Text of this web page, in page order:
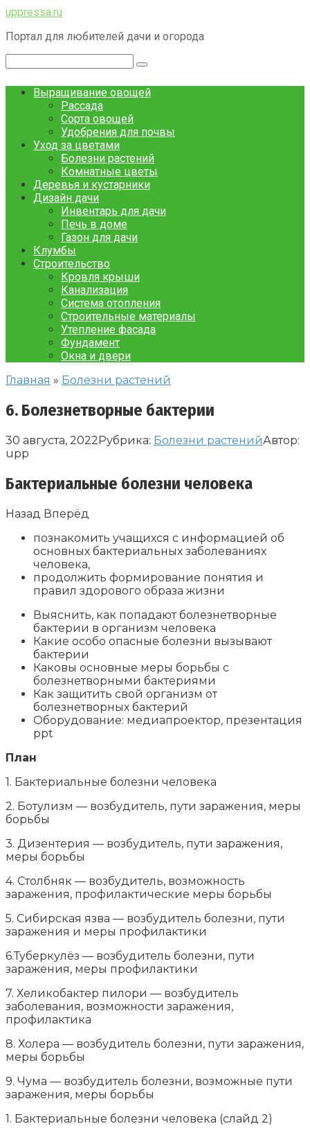
Перейти
контенту
uppressa.ru
Портал для любителей дачи и огорода
Выращивание овощей
Рассада
Сорта овощей
Удобрения для почвы
Уход за цветами
Болезни растений
Комнатные цветы
Деревья и кустарники
Дизайн дачи
Инвентарь для дачи
Печь в доме
Газон для дачи
Клумбы
Строительство
Кровля крыши
Канализация
Система отопления
Строительные материалы
Утепление фасада
Фундамент
Окна и двери
Главная » Болезни растений
6. Болезнетворные бактерии
30 августа, 2022Рубрика: Болезни растенийАвтор:
upp
Бактериальные болезни человека
Назад Вперёд
познакомить учащихся с информацией об
основных бактериальных заболеваниях
человека,
продолжить формирование понятия и
правил здорового образа жизни
Выяснить, как попадают болезнетворные
бактерии в организм человека
Какие особо опасные болезни вызывают
бактерии
Каковы основные меры борьбы с
болезнетворными бактериями
Как защитить свой организм от
болезнетворных бактерий
Оборудование: медиапроектор, презентация
ppt
План
1. Бактериальные болезни человека
2. Ботулизм — возбудитель, пути заражения, меры
борьбы
3. Дизентерия — возбудитель, пути заражения,
меры борьбы
4. Столбняк — возбудитель, возможность
заражения, профилактические меры борьбы
5. Сибирская язва — возбудитель болезни, пути
заражения и меры профилактики
6.Туберкулёз — возбудитель болезни, пути
заражения, меры профилактики
7. Хеликобактер пилори — возбудитель
заболевания, возможности заражения,
профилактика
8. Холера — возбудитель болезни, пути заражения,
меры борьбы
9. Чума — возбудитель болезни, возможные пути
заражения, меры борьбы
1. Бактериальные болезни человека (слайд 2)